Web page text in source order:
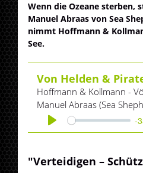
Wenn die Ozeane sterben,
Manuel Abraas von Sea
nimmt Hoffmann &
See.
Von Helden &
Hoffmann & Kollmann -
Manuel Abraas (Sea
Play
-
"Verteidigen –